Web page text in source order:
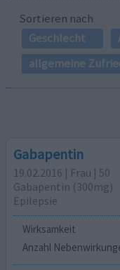
Sortieren nach
Geschlecht
allgemeine
Gabapentin
19.02.2016 | Frau | 50
Gabapentin (300mg)
Epilepsie
Wirksamkeit
Anzahl